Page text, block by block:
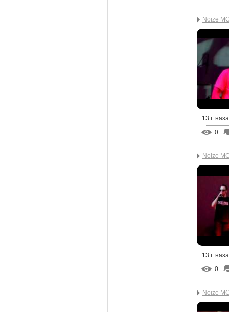
Noize
13 г.
0
Noize
13 г.
0
Noize